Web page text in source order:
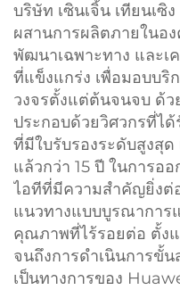
บริษัท เซินเจิ้น เทียนเซิ
ผสานการผลิตภายในอ
พัฒนาเฉพาะทาง และเ
ที่แข็งแกร่ง เพื่อมอบบริ
วงจรตั้งแต่ต้นจนจบ ด้
ประกอบด้วยวิศวกรที่ไ
ที่มีใบรับรองระดับสูงสุ
แล้วกว่า 15 ปี ในการอ
ไอทีที่มีความสำคัญยิ่งต่
แนวทางแบบบูรณาการ
คุณภาพที่ไร้รอยต่อ ตั้ง
จนถึงการดำเนินการขั้
เป็นทางการของ